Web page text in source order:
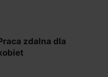
zdalna dla